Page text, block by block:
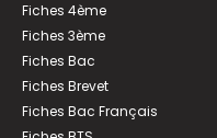
Fiches 4ème
Fiches 3ème
Fiches Bac
Fiches Brevet
Fiches Bac Français